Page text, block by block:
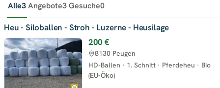
Alle3Angebote3Gesuche0
Heu - Siloballen - Stroh - Luzerne - Heusilage
200 €
HD-Ballen · 1. Schnitt · Pferdeheu · Bio
(EU-Öko)
8130 Peugen